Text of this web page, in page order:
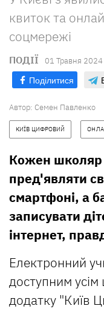
квиток та
соцмережі
ПОДІЇ 01 Травня
Поділитися
Автор: Семен Павленко
КИЇВ ЦИФРОВИЙ
Кожен
пред'являти
смартфоні, а
записувати
інтернет,
Електронний
доступним
додатку "Київ